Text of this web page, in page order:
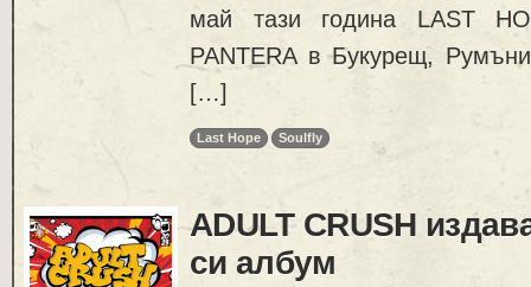
май тази година LAST
PANTERA в Букурещ,
[…]
Last Hope Soulfly
ADULT CRUSH
си албум